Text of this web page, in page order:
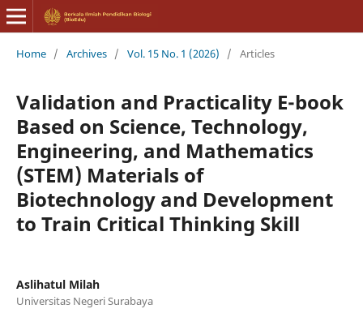
Home / Archives / Vol. 15 No. 1 (2026) / Articles
Validation and Practicality E-book
Based on Science, Technology,
Engineering, and Mathematics
(STEM) Materials of
Biotechnology and Development
to Train Critical Thinking Skill
Aslihatul Milah
Universitas Negeri Surabaya